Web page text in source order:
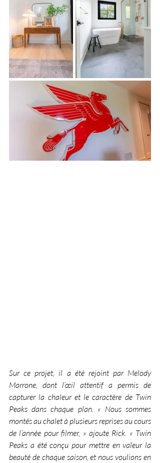
Sur ce projet, il a été rejoint par Melody
Marrone, dont l’œil attentif a permis de
capturer la chaleur et le caractère de Twin
Peaks dans chaque plan. « Nous sommes
montés au chalet à plusieurs reprises au cours
de l’année pour filmer, » ajoute Rick. « Twin
Peaks a été conçu pour mettre en valeur la
beauté de chaque saison, et nous voulions en